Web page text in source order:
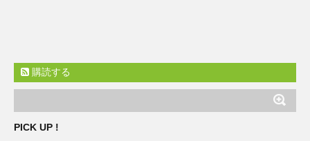
購読する
PICK UP !